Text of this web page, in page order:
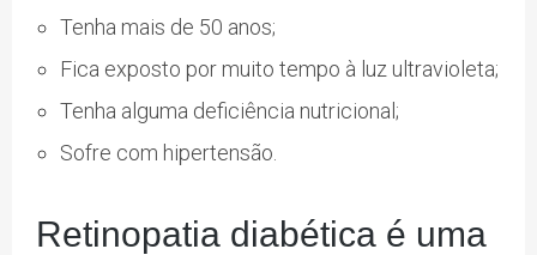
Tenha mais de 50 anos;
Fica exposto por muito tempo à luz ultravioleta;
Tenha alguma deficiência nutricional;
Sofre com hipertensão.
Retinopatia diabética é uma